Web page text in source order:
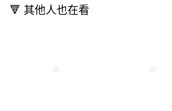
由本公司與您本人進行分期帳單所需資料之確認
3.完整用戶服務條款，請詳閱以下連結：
客戶支援中心」https://
每筆NT$200
🔻 其他人也在看